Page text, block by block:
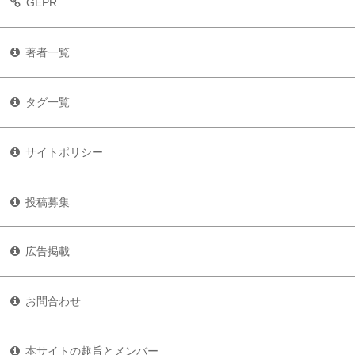
著者一覧
タグ一覧
サイトポリシー
投稿募集
広告掲載
お問合わせ
本サイトの趣旨とメンバー